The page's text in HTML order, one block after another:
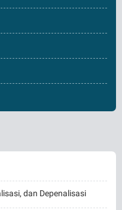
dan Depenalisasi